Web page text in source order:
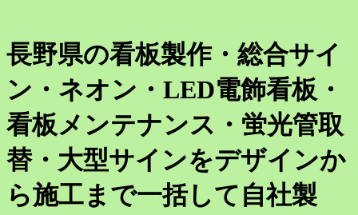
長野県の看板製作・総合サイ
ン・ネオン・LED電飾看板・
看板メンテナンス・蛍光管取
替・大型サインをデザインか
ら施工まで一括して自社製